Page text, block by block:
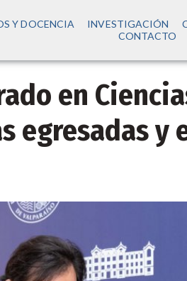
Y DOCENCIA INVESTIGACIÓN
CONTACTO
en
egresadas y